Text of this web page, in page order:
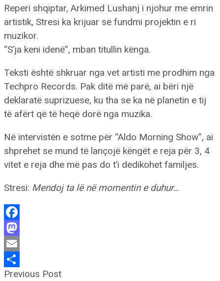
Reperi shqiptar, Arkimed Lushanj i njohur me emrin
artistik, Stresi ka krijuar së fundmi projektin e ri
muzikor.
“S’ja keni idenë”, mban titullin kënga.
Teksti është shkruar nga vet artisti me prodhim nga
Techpro Records. Pak ditë më parë, ai bëri një
deklaratë suprizuese, ku tha se ka në planetin e tij
të afërt që të heqë dorë nga muzika.
Në intervistën e sotme për “Aldo Morning Show”, ai
shprehet se mund të lançojë këngët e reja për 3, 4
vitet e reja dhe më pas do t’i dedikohet familjes.
Stresi: Mendoj ta lë në momentin e duhur…
Facebook
Mastodon
Email
Share
Previous Post